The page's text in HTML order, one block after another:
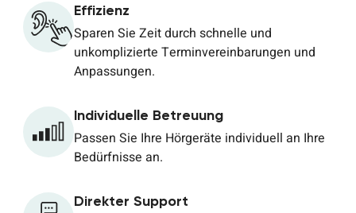
Effizienz
Sparen Sie Zeit durch schnelle und
unkomplizierte Terminvereinbarungen und
Anpassungen.
Individuelle Betreuung
Passen Sie Ihre Hörgeräte individuell an Ihre
Bedürfnisse an.
Direkter Support